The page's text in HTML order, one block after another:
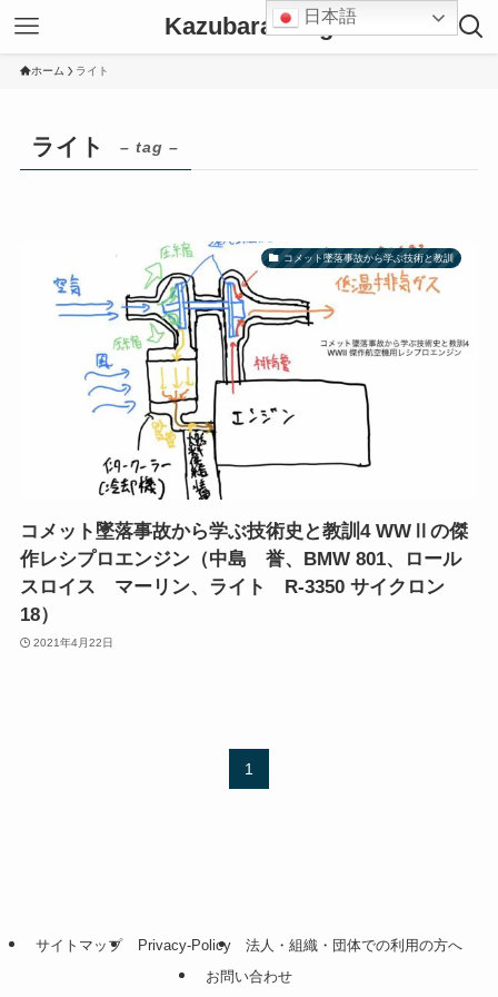
Kazubara Blog
ホーム ライト
ライト – tag –
コメット墜落事故から学ぶ技術と教訓
コメット墜落事故から学ぶ技術史と教訓4 WWⅡの傑
作レシプロエンジン（中島 誉、BMW 801、ロール
スロイス マーリン、ライト R-3350 サイクロン
18）
2021年4月22日
1
サイトマップ Privacy-Policy
法人・組織・団体での利用の方へ
お問い合わせ
日本語